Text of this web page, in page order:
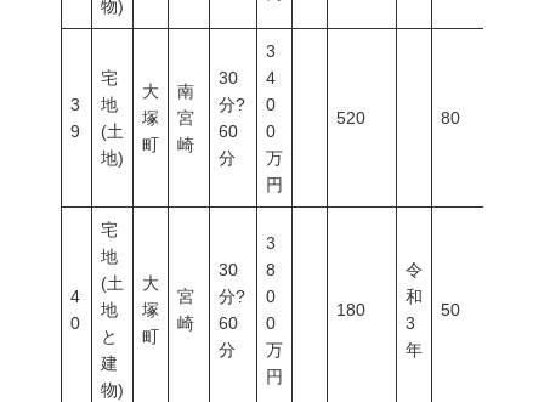
物)
3
9
宅
地
(土
地)
大
塚
町
南
宮
崎
30
分?
60
分
3
4
0
0
万
円
520 80
4
0
宅
地
(土
地
と
建
物)
大
塚
町
宮
崎
30
分?
60
分
3
8
0
0
万
円
180
令
和
3
年
50